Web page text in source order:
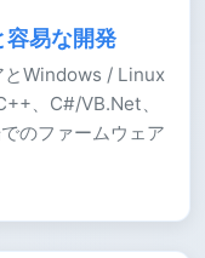
容易な開発
とWindows / Linux
、C#/VB.Net、
のファームウェア